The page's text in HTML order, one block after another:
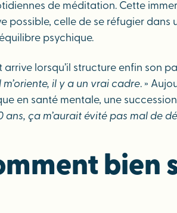
de méditation. Cette
possible, celle de se réfugier dans
psychique.
lorsqu’il structure enfin son
il y a un vrai cadre. »
en santé mentale, une
ans, ça m’aurait évité pas mal de
bien